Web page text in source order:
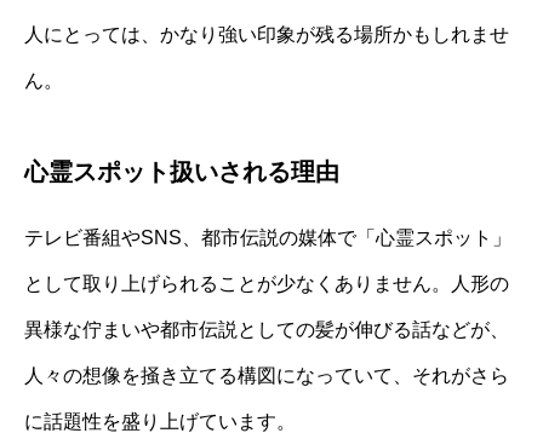
人にとっては、かなり強い印象が残る場所かもしれませ
ん。
心霊スポット扱いされる理由
テレビ番組やSNS、都市伝説の媒体で「心霊スポット」
として取り上げられることが少なくありません。人形の
異様な佇まいや都市伝説としての髪が伸びる話などが、
人々の想像を掻き立てる構図になっていて、それがさら
に話題性を盛り上げています。